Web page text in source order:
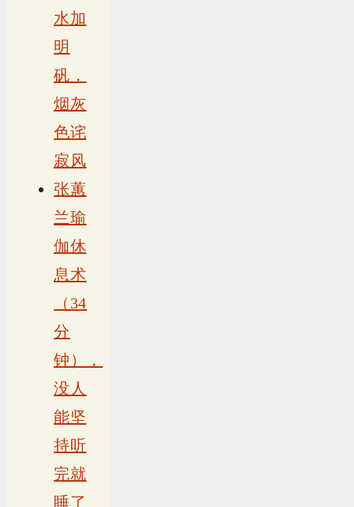
水加
明
矾，
烟灰
色诧
寂风
张蕙
兰瑜
伽休
息术
（34
分
钟），
没人
能坚
持听
完就
睡了